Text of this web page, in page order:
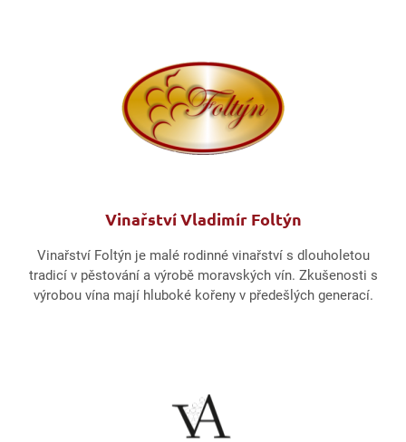
Vinařství Vladimír Foltýn
Vinařství Foltýn je malé rodinné vinařství s dlouholetou
tradicí v pěstování a výrobě moravských vín. Zkušenosti s
výrobou vína mají hluboké kořeny v předešlých generací.